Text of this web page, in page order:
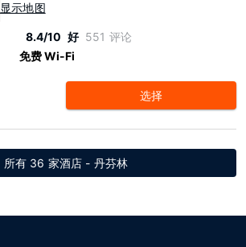
显示地图
8.4/10 好 551 评论
免费 Wi-Fi
选择
所有 36 家酒店 - 丹芬林